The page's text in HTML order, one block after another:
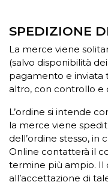
SPEDIZIONE
La merce viene
(salvo disponibilità
pagamento e inviata
altro, con controllo e
L’ordine si intende
la merce viene
dell’ordine stesso, in
Online contatterà il
termine più ampio.
all’accettazione di